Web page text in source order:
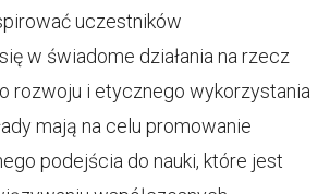
uczestników
w świadome działania na rzecz
rozwoju i etycznego wykorzystania
mają na celu promowanie
podejścia do nauki, które jest